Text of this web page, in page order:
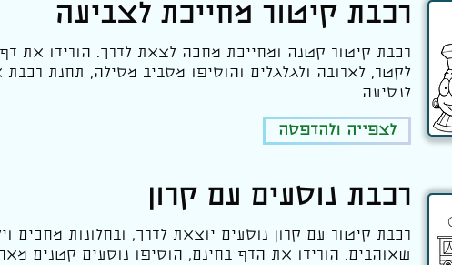
רכבת קיטור מחייכת לצביעה
רכבת קיטור קטנה ומחייכת מחכה לצאת לדרך. הורידו את
לקטר, לארובה ולגלגלים והוסיפו מסביב מסילה, תחנת
לנסיעה.
לצפייה ולהדפסה
רכבת נוסעים עם קרון
רכבת קיטור עם קרון נוסעים יוצאת לדרך, ובחלונות מחכים
שאוהבים. הורידו את הדף בחינם, הוסיפו נוסעים קטנים